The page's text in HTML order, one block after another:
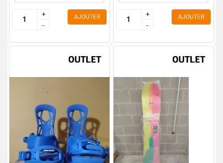
+
-
+
-
AJOUTER
+
-
+
-
AJOUTER